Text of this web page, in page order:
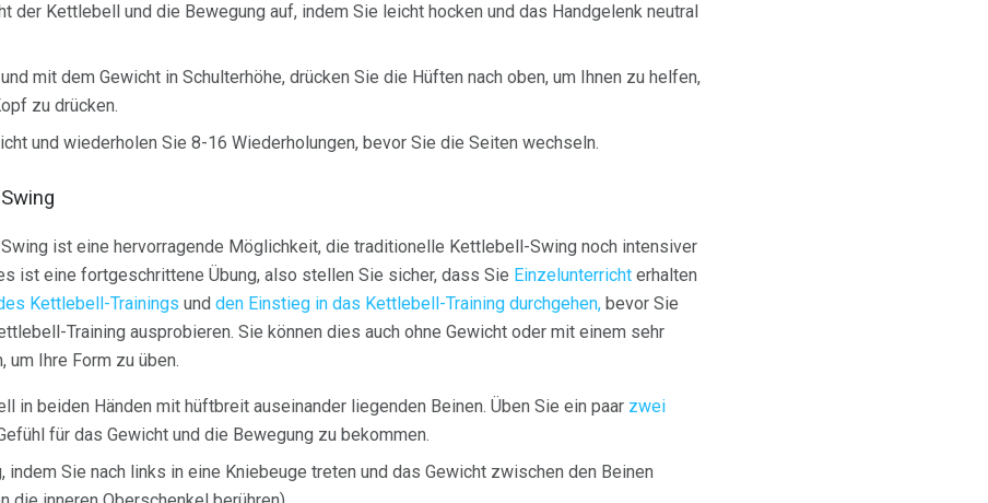
der Kettlebell und die Bewegung auf, indem Sie leicht hocken und das Handgelenk neutral
mit dem Gewicht in Schulterhöhe, drücken Sie die Hüften nach oben, um Ihnen zu helfen,
zu drücken.
und wiederholen Sie 8-16 Wiederholungen, bevor Sie die Seiten wechseln.
ist eine hervorragende Möglichkeit, die traditionelle Kettlebell-Swing noch intensiver
ist eine fortgeschrittene Übung, also stellen Sie sicher, dass Sie Einzelunterricht erhalten
Kettlebell-Trainings und den Einstieg in das Kettlebell-Training durchgehen, bevor Sie
Training ausprobieren. Sie können dies auch ohne Gewicht oder mit einem sehr
um Ihre Form zu üben.
in beiden Händen mit hüftbreit auseinander liegenden Beinen. Üben Sie ein paar zwei
für das Gewicht und die Bewegung zu bekommen.
indem Sie nach links in eine Kniebeuge treten und das Gewicht zwischen den Beinen